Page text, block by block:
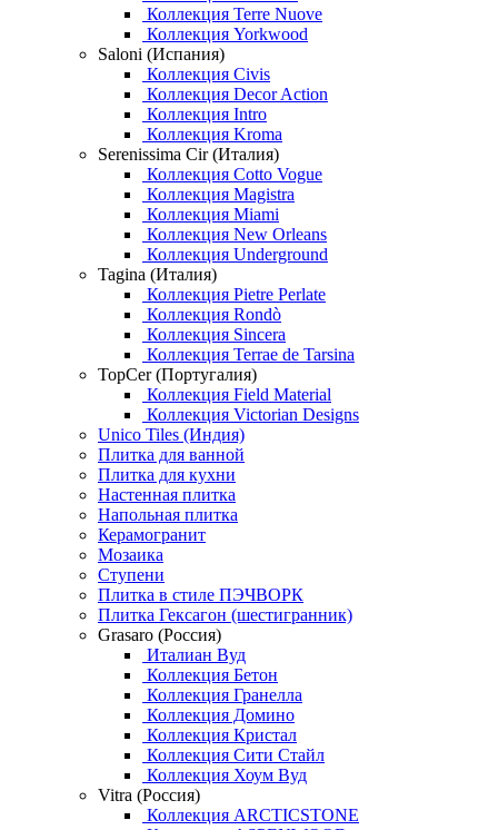
Коллекция Terre Nuove
Коллекция Yorkwood
Saloni (Испания)
Коллекция Civis
Коллекция Decor Action
Коллекция Intro
Коллекция Kroma
Serenissima Cir (Италия)
Коллекция Cotto Vogue
Коллекция Magistra
Коллекция Miami
Коллекция New Orleans
Коллекция Underground
Tagina (Италия)
Коллекция Pietre Perlate
Коллекция Rondò
Коллекция Sincera
Коллекция Terrae de Tarsina
TopCer (Португалия)
Коллекция Field Material
Коллекция Victorian Designs
Unico Tiles (Индия)
Плитка для ванной
Плитка для кухни
Настенная плитка
Напольная плитка
Керамогранит
Мозаика
Ступени
Плитка в стиле ПЭЧВОРК
Плитка Гексагон (шестигранник)
Grasaro (Россия)
Италиан Вуд
Коллекция Бетон
Коллекция Гранелла
Коллекция Домино
Коллекция Кристал
Коллекция Сити Стайл
Коллекция Хоум Вуд
Vitra (Россия)
Коллекция ARCTICSTONE